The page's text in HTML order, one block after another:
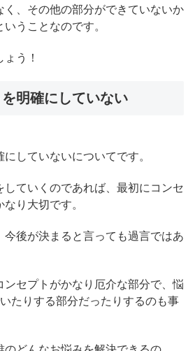
く、その他の部分ができていないか
うことなのです。
う！
明確にしていない
していないについてです。
していくのであれば、最初にコンセ
り大切です。
今後が決まると言っても過言ではあ
ンセプトがかなり厄介な部分で、悩
たりする部分だったりするのも事